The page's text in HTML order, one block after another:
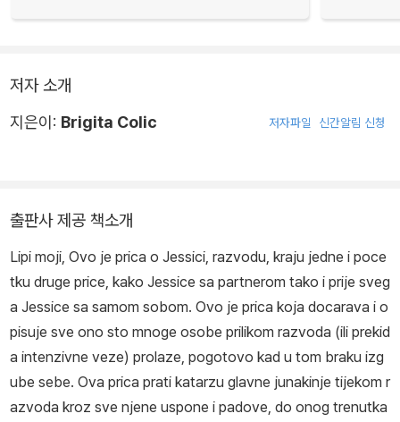
저자 소개
지은이: Brigita Colic 저자파일 신간알림 신청
출판사 제공 책소개
Lipi moji, Ovo je prica o Jessici, razvodu, kraju jedne i poce
tku druge price, kako Jessice sa partnerom tako i prije sveg
a Jessice sa samom sobom. Ovo je prica koja docarava i o
pisuje sve ono sto mnoge osobe prilikom razvoda (ili prekid
a intenzivne veze) prolaze, pogotovo kad u tom braku izg
ube sebe. Ova prica prati katarzu glavne junakinje tijekom r
azvoda kroz sve njene uspone i padove, do onog trenutka